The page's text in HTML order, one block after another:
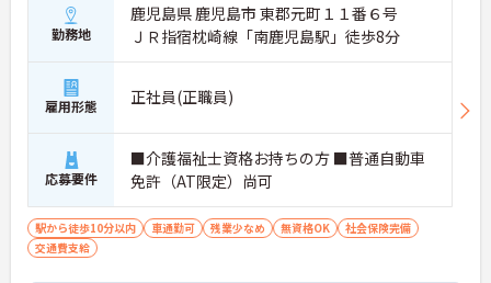
勤務地
鹿児島県 鹿児島市 東郡元町１１番６号
ＪＲ指宿枕崎線「南鹿児島駅」徒歩8分
雇用形態 正社員(正職員)
応募要件
■介護福祉士資格お持ちの方 ■普通自動車
免許（AT限定）尚可
駅から徒歩10分以内 車通勤可 残業少なめ 無資格OK
社会保険完備
交通費支給